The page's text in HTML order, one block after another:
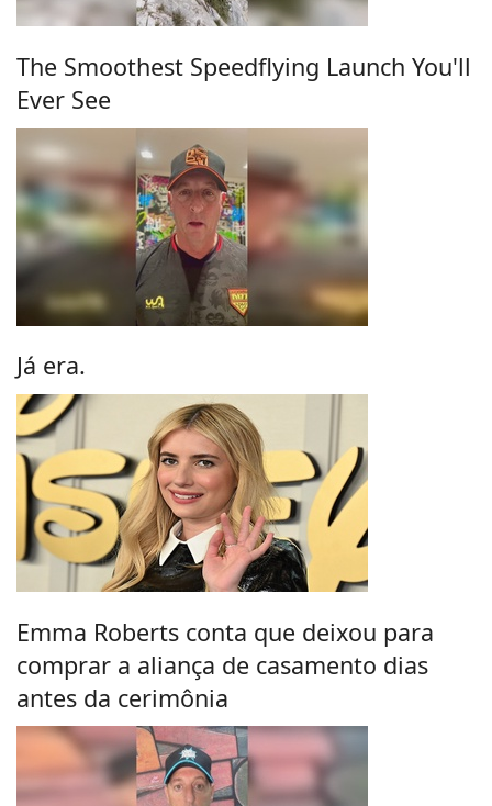
The Smoothest Speedflying Launch You'll
Ever See
Já era.
Emma Roberts conta que deixou para
comprar a aliança de casamento dias
antes da cerimônia